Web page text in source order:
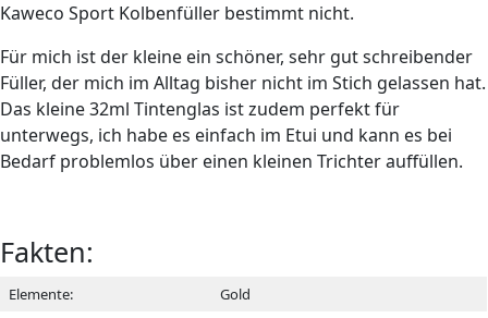
Kaweco Sport Kolbenfüller bestimmt nicht.
Für mich ist der kleine ein schöner, sehr gut schreibender
Füller, der mich im Alltag bisher nicht im Stich gelassen hat.
Das kleine 32ml Tintenglas ist zudem perfekt für
unterwegs, ich habe es einfach im Etui und kann es bei
Bedarf problemlos über einen kleinen Trichter auffüllen.
Fakten:
Elemente: Gold